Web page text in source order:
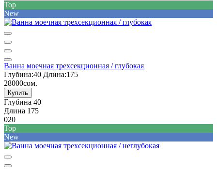
Top
New
Ванна моечная трехсекционная / глубокая
Глубина:40 Длина:175
28000сом.
Купить
Глубина 40
Длина 175
020
Top
New